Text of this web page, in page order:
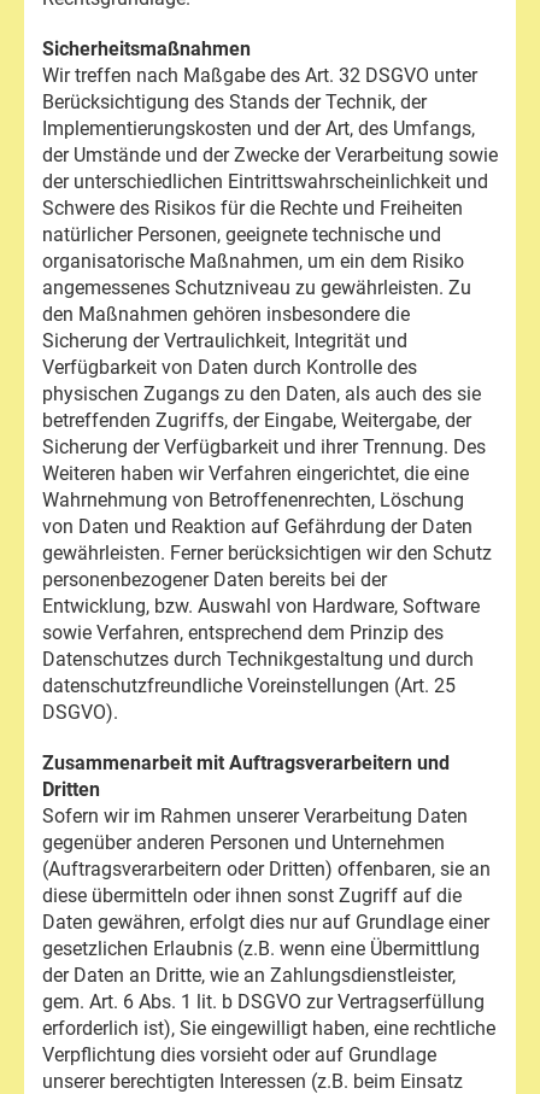
Sicherheitsmaßnahmen
Wir treffen nach Maßgabe des Art. 32 DSGVO unter
Berücksichtigung des Stands der Technik, der
Implementierungskosten und der Art, des Umfangs,
der Umstände und der Zwecke der Verarbeitung sowie
der unterschiedlichen Eintrittswahrscheinlichkeit und
Schwere des Risikos für die Rechte und Freiheiten
natürlicher Personen, geeignete technische und
organisatorische Maßnahmen, um ein dem Risiko
angemessenes Schutzniveau zu gewährleisten. Zu
den Maßnahmen gehören insbesondere die
Sicherung der Vertraulichkeit, Integrität und
Verfügbarkeit von Daten durch Kontrolle des
physischen Zugangs zu den Daten, als auch des sie
betreffenden Zugriffs, der Eingabe, Weitergabe, der
Sicherung der Verfügbarkeit und ihrer Trennung. Des
Weiteren haben wir Verfahren eingerichtet, die eine
Wahrnehmung von Betroffenenrechten, Löschung
von Daten und Reaktion auf Gefährdung der Daten
gewährleisten. Ferner berücksichtigen wir den Schutz
personenbezogener Daten bereits bei der
Entwicklung, bzw. Auswahl von Hardware, Software
sowie Verfahren, entsprechend dem Prinzip des
Datenschutzes durch Technikgestaltung und durch
datenschutzfreundliche Voreinstellungen (Art. 25
DSGVO).
Zusammenarbeit mit Auftragsverarbeitern und
Dritten
Sofern wir im Rahmen unserer Verarbeitung Daten
gegenüber anderen Personen und Unternehmen
(Auftragsverarbeitern oder Dritten) offenbaren, sie an
diese übermitteln oder ihnen sonst Zugriff auf die
Daten gewähren, erfolgt dies nur auf Grundlage einer
gesetzlichen Erlaubnis (z.B. wenn eine Übermittlung
der Daten an Dritte, wie an Zahlungsdienstleister,
gem. Art. 6 Abs. 1 lit. b DSGVO zur Vertragserfüllung
erforderlich ist), Sie eingewilligt haben, eine rechtliche
Verpflichtung dies vorsieht oder auf Grundlage
unserer berechtigten Interessen (z.B. beim Einsatz